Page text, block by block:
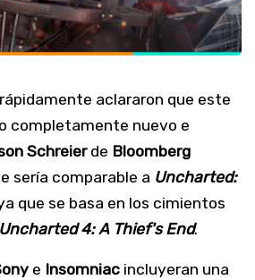
rápidamente aclararon que este
completamente nuevo e
Schreierde Bloomberg
sería comparable a Uncharted:
que se basa en los cimientos
Uncharted 4: A Thief's End.
e Insomniac incluyeran una